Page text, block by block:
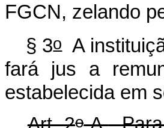
FGCN, zelando
§ 3oA
fará jus a
estabelecida em
Art. 2o-A.